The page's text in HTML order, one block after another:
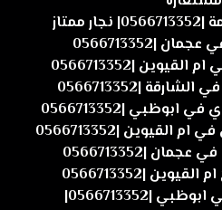
|0566713352
|0566713352
|0566713352
|0566713352
|0566713352
|0566713352
|0566713352
|0566713352|